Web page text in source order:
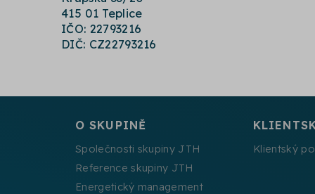
415 01 Teplice
IČO: 22793216
DIČ: CZ22793216
O SKUPINĚ
Společnosti skupiny JTH
Reference skupiny JTH
Energetický management
Klientský